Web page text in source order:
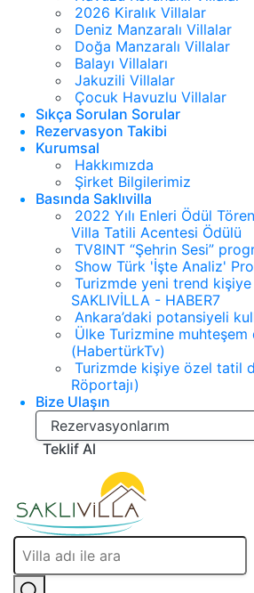
2026 Kiralık Villalar
Deniz Manzaralı Villalar
Doğa Manzaralı Villalar
Balayı Villaları
Jakuzili Villalar
Çocuk Havuzlu Villalar
Sıkça Sorulan Sorular
Rezervasyon Takibi
Kurumsal
Hakkımızda
Şirket Bilgilerimiz
Basında Saklıvilla
2022 Yılı Enleri Ödül
Villa Tatili Acentesi Ödülü
TV8INT “Şehrin Sesi”
Show Türk 'İşte Analiz'
Turizmde yeni trend
SAKLIVİLLA - HABER7
Ankara’daki potansiyeli
Ülke Turizmine muhteşem
(HabertürkTv)
Turizmde kişiye özel tatil
Röportajı)
Bize Ulaşın
Rezervasyonlarım
Teklif Al